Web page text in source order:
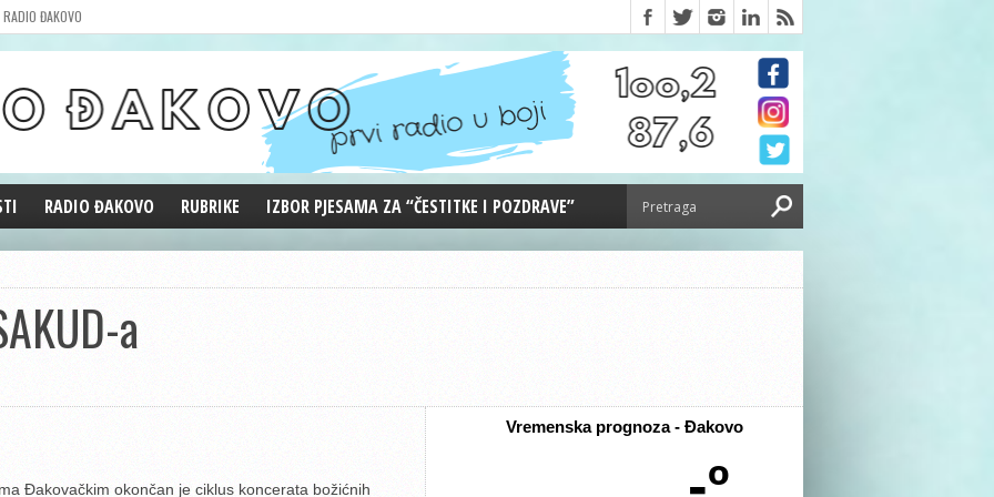
RADIO ĐAKOVO
RADIO ĐAKOVO
MARKETING
RUBRIKE
REPRIZE EMISIJA
DOBRE VIBRACIJE
IZBOR PJESAMA ZA “ČESTITKE I POZDRAVE”
a
Đakovačkim okončan je ciklus koncerata božićnih
Vremenska prognoza - Đakovo